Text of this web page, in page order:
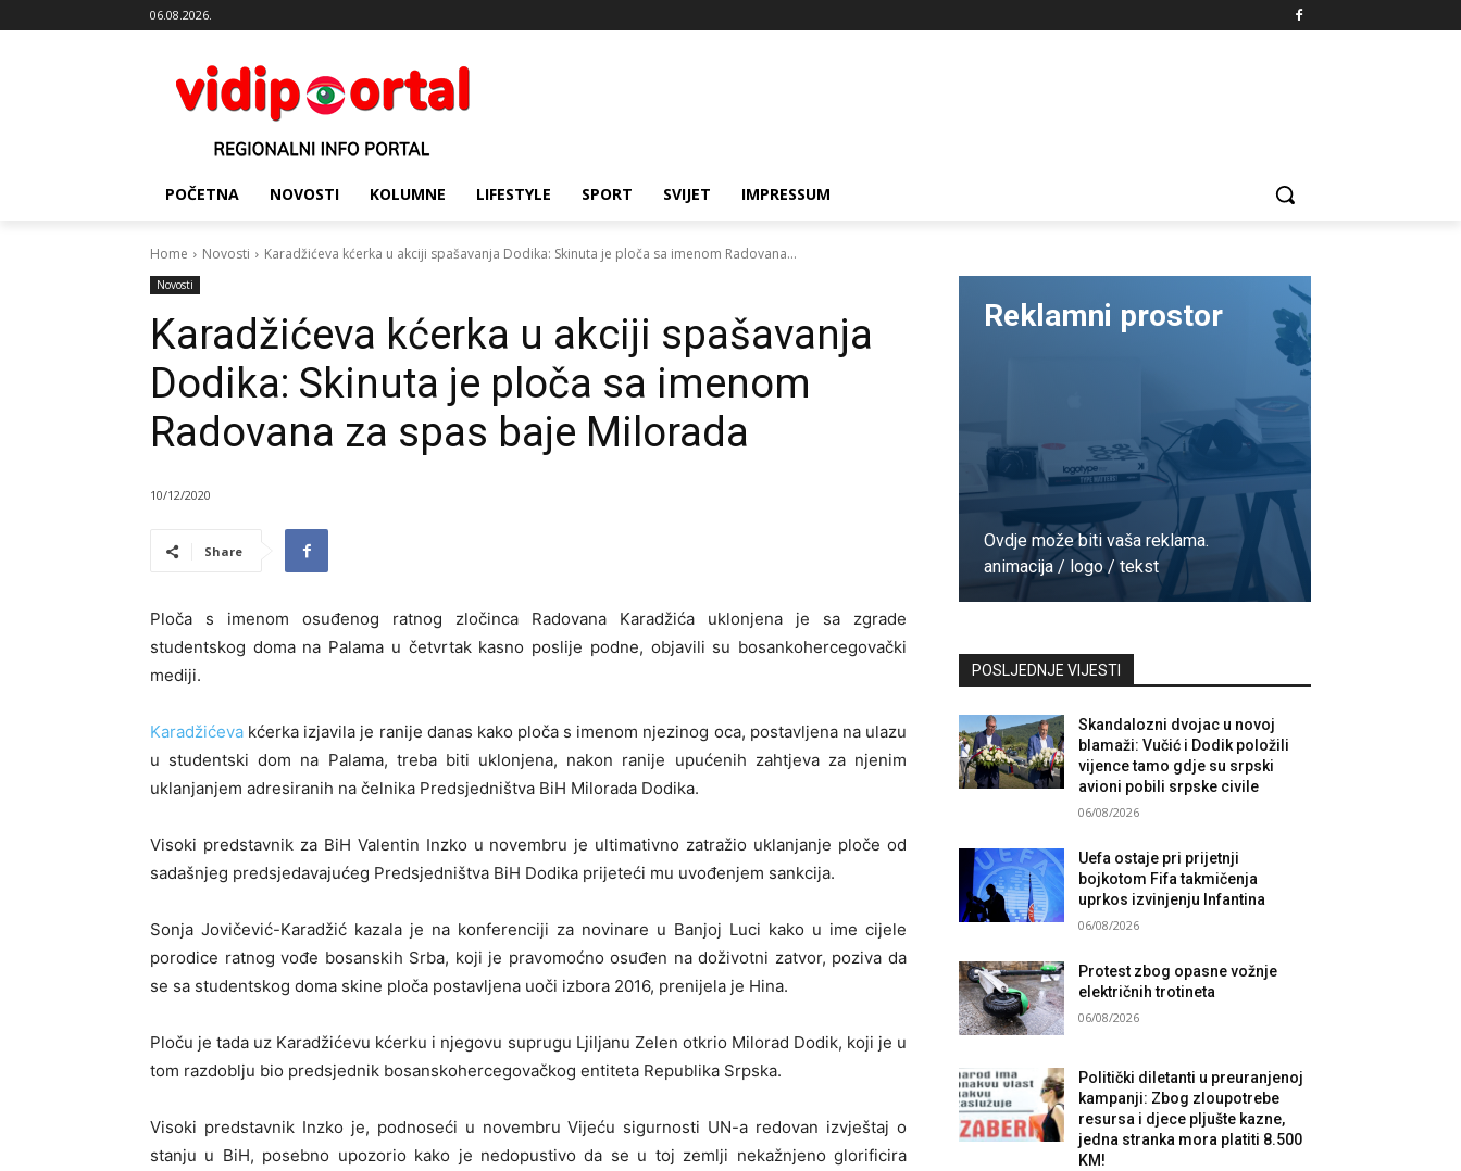
06.08.2026.
POČETNA NOVOSTI KOLUMNE LIFESTYLE SPORT SVIJET IMPRESSUM
Home Novosti Karadžićeva kćerka u akciji spašavanja Dodika: Skinuta je ploča sa imenom Radovana...
Novosti
Karadžićeva kćerka u akciji spašavanja
Dodika: Skinuta je ploča sa imenom
Radovana za spas baje Milorada
10/12/2020
Share
Ploča s imenom osuđenog ratnog zločinca Radovana Karadžića uklonjena je sa zgrade
studentskog doma na Palama u četvrtak kasno poslije podne, objavili su bosankohercegovački
mediji.
Karadžićeva kćerka izjavila je ranije danas kako ploča s imenom njezinog oca, postavljena na ulazu
u studentski dom na Palama, treba biti uklonjena, nakon ranije upućenih zahtjeva za njenim
uklanjanjem adresiranih na čelnika Predsjedništva BiH Milorada Dodika.
Visoki predstavnik za BiH Valentin Inzko u novembru je ultimativno zatražio uklanjanje ploče od
sadašnjeg predsjedavajućeg Predsjedništva BiH Dodika prijeteći mu uvođenjem sankcija.
Sonja Jovičević-Karadžić kazala je na konferenciji za novinare u Banjoj Luci kako u ime cijele
porodice ratnog vođe bosanskih Srba, koji je pravomoćno osuđen na doživotni zatvor, poziva da
se sa studentskog doma skine ploča postavljena uoči izbora 2016, prenijela je Hina.
Ploču je tada uz Karadžićevu kćerku i njegovu suprugu Ljiljanu Zelen otkrio Milorad Dodik, koji je u
tom razdoblju bio predsjednik bosanskohercegovačkog entiteta Republika Srpska.
Visoki predstavnik Inzko je, podnoseći u novembru Vijeću sigurnosti UN-a redovan izvještaj o
stanju u BiH, posebno upozorio kako je nedopustivo da se u toj zemlji nekažnjeno glorificira
Reklamni prostor
Ovdje može biti vaša reklama.
animacija / logo / tekst
POSLJEDNJE VIJESTI
Skandalozni dvojac u novoj
blamaži: Vučić i Dodik položili
vijence tamo gdje su srpski
avioni pobili srpske civile
06/08/2026
Uefa ostaje pri prijetnji
bojkotom Fifa takmičenja
uprkos izvinjenju Infantina
06/08/2026
Protest zbog opasne vožnje
električnih trotineta
06/08/2026
Politički diletanti u preuranjenoj
kampanji: Zbog zloupotrebe
resursa i djece pljušte kazne,
jedna stranka mora platiti 8.500
KM!